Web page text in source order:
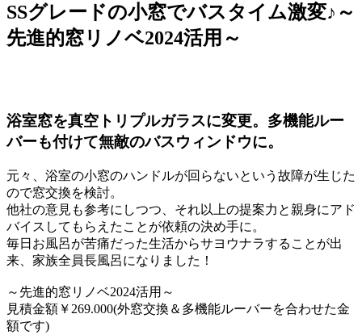
SSグレードの小窓でバスタイム激変♪～
先進的窓リノベ2024活用～
浴室窓を真空トリプルガラスに変更。多機能ルー
バーも付けて無敵のバスウィンドウに。
元々、浴室の小窓のハンドルが回らないという故障が生じた
ので窓交換を検討。
他社の意見も参考にしつつ、それ以上の提案力と親身にアド
バイスしてもらえたことが依頼の決め手に。
毎日お風呂が苦痛だった生活からサヨウナラすることが出
来、家族全員長風呂になりました！
～先進的窓リノベ2024活用～
見積金額￥269.000(外窓交換＆多機能ルーバーを合わせた金
額です)